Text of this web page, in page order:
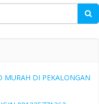
MURAH DI PEKALONGAN